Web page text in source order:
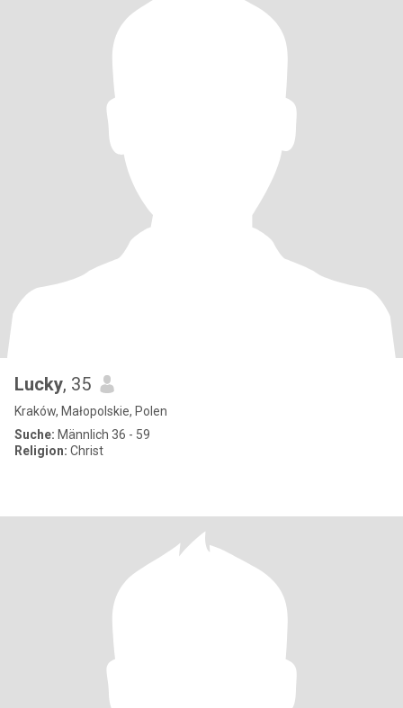
Lucky, 35
Kraków, Małopolskie, Polen
Suche: Männlich 36 - 59
Religion: Christ